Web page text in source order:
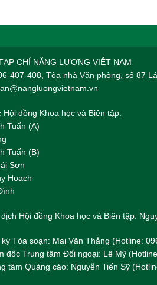
CHÍ NĂNG LƯỢNG VIỆT NAM
407-408, Tòa nhà Văn phòng, số 87
đồng Khoa học và Biên tập:
Tuấn (A)
Tuấn (B)
Sơn
Hoạch
Hội đồng Khoa học và Biên tập:
Tòa soạn: Mai Văn Thắng (Hotline:
đốc Trung tâm Đối ngoại: Lê Mỹ
tâm Quảng cáo: Nguyễn Tiến Sỹ